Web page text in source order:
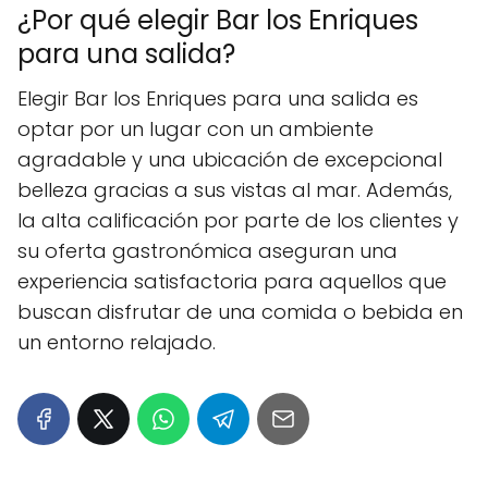
¿Por qué elegir Bar los Enriques
para una salida?
Elegir Bar los Enriques para una salida es
optar por un lugar con un ambiente
agradable y una ubicación de excepcional
belleza gracias a sus vistas al mar. Además,
la alta calificación por parte de los clientes y
su oferta gastronómica aseguran una
experiencia satisfactoria para aquellos que
buscan disfrutar de una comida o bebida en
un entorno relajado.